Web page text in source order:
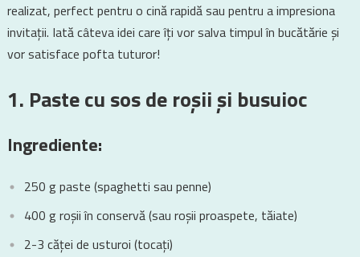
realizat, perfect pentru o cină rapidă sau pentru a impresiona
invitații. Iată câteva idei care îți vor salva timpul în bucătărie și
vor satisface pofta tuturor!
1. Paste cu sos de roșii și busuioc
Ingrediente:
250 g paste (spaghetti sau penne)
400 g roșii în conservă (sau roșii proaspete, tăiate)
2-3 căței de usturoi (tocați)